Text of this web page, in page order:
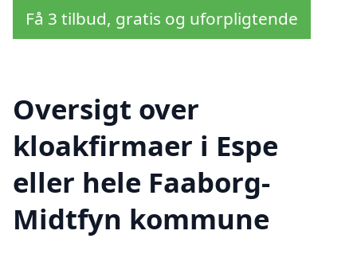
Få 3 tilbud, gratis og uforpligtende
Oversigt over
kloakfirmaer i Espe
eller hele Faaborg-
Midtfyn kommune